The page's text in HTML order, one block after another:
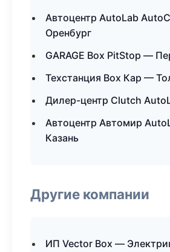
Автоцентр AutoLab
Оренбург
GARAGE Box PitStop —
Техстанция Box Кар —
Дилер-центр Clutch
Автоцентр Автомир
Казань
Другие компании
ИП Vector Box —